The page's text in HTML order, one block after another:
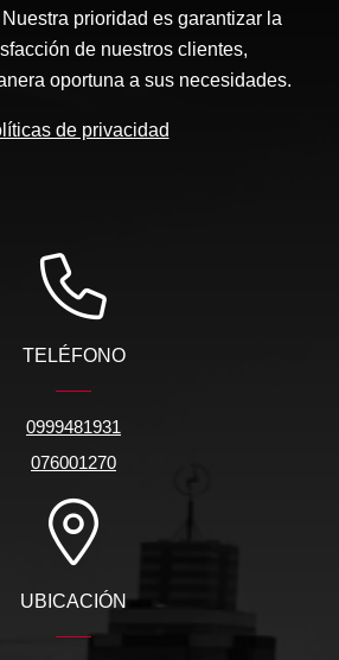
prioridad es garantizar la
de nuestros clientes,
oportuna a sus necesidades.
de privacidad
TELÉFONO
0999481931
076001270
UBICACIÓN